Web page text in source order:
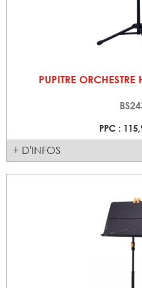
PUPITRE ORCHESTRE
PPC :
+ D'INFOS